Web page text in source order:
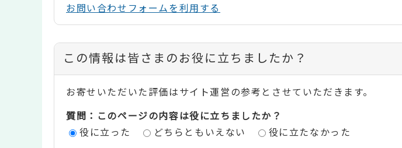
お問い合わせフォームを利用する
コ
ン
テ
ン
この情報は皆さまのお役に立ちましたか？
お寄せいただいた評価はサイト運営の参考とさせていただきます。
質問：このページの内容は役に立ちましたか？
役に立った
どちらともいえない
役に立たなかった